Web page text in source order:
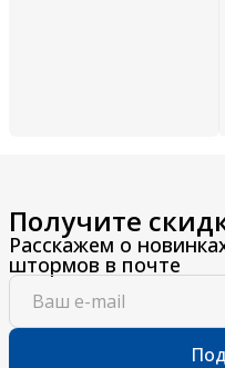
Получите
Расскажем о
штормов в почте